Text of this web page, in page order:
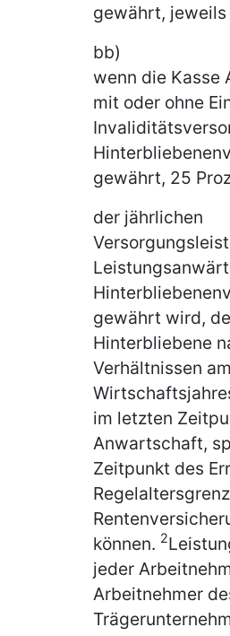
gewährt, jeweils
bb)
wenn die Kasse
mit oder ohne
gewährt, 25
der jährlichen
gewährt wird,
Hinterbliebene
Verhältnissen
im letzten
Anwartschaft,
Zeitpunkt des
können. 2
jeder
Arbeitnehmer